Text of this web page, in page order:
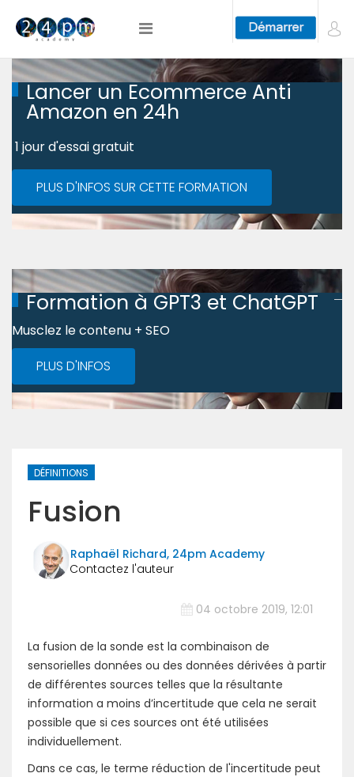
Lancer un Ecommerce Anti
Amazon en 24h
1 jour d'essai gratuit
PLUS D'INFOS SUR CETTE FORMATION
Formation à GPT3 et ChatGPT
Musclez le contenu + SEO
PLUS D'INFOS
DÉFINITIONS
Fusion
Raphaël Richard, 24pm Academy
04 octobre 2019, 12:01
La fusion de la sonde est la combinaison de
sensorielles données ou des données dérivées à partir
de différentes sources telles que la résultante
information a moins d’incertitude que cela ne serait
possible que si ces sources ont été utilisées
individuellement.
Dans ce cas, le terme réduction de l'incertitude peut